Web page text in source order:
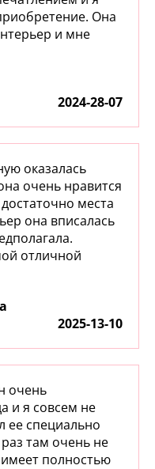
Она
и мне
2024-28-07
оказалась
очень нравится
места
она вписалась
отличной
2025-13-10
очень
и я совсем не
ее специально
там очень не
полностью